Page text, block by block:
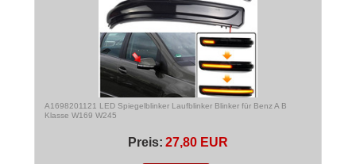
A1698201121 LED Spiegelblinker Laufblinker Blinker für Benz A B
Klasse W169 W245
Preis: 27,80 EUR